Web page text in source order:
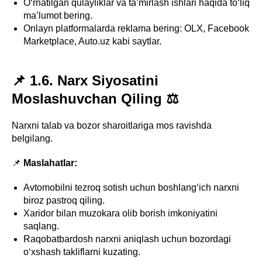
O‘rnatilgan qulayliklar va ta’mirlash ishlari haqida to‘liq
ma’lumot bering.
Onlayn platformalarda reklama bering: OLX, Facebook
Marketplace, Auto.uz kabi saytlar.
📌 1.6. Narx Siyosatini
Moslashuvchan Qiling ⚖️
Narxni talab va bozor sharoitlariga mos ravishda
belgilang.
📌 Maslahatlar:
Avtomobilni tezroq sotish uchun boshlang‘ich narxni
biroz pastroq qiling.
Xaridor bilan muzokara olib borish imkoniyatini
saqlang.
Raqobatbardosh narxni aniqlash uchun bozordagi
o‘xshash takliflarni kuzating.